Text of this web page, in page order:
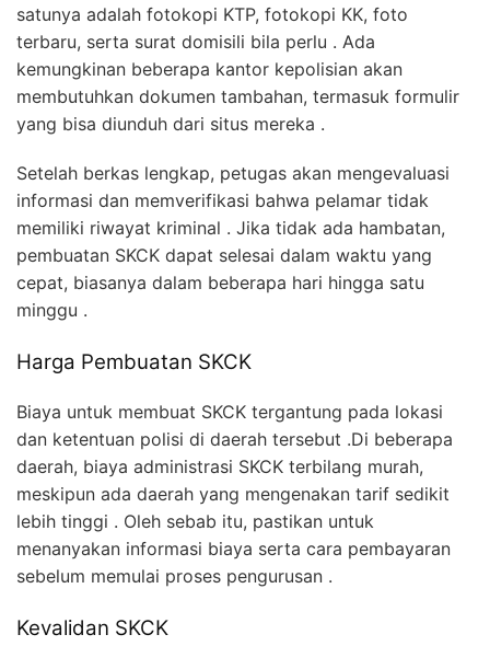
satunya adalah fotokopi KTP, fotokopi KK, foto
terbaru, serta surat domisili bila perlu . Ada
kemungkinan beberapa kantor kepolisian akan
membutuhkan dokumen tambahan, termasuk formulir
yang bisa diunduh dari situs mereka .
Setelah berkas lengkap, petugas akan mengevaluasi
informasi dan memverifikasi bahwa pelamar tidak
memiliki riwayat kriminal . Jika tidak ada hambatan,
pembuatan SKCK dapat selesai dalam waktu yang
cepat, biasanya dalam beberapa hari hingga satu
minggu .
Harga Pembuatan SKCK
Biaya untuk membuat SKCK tergantung pada lokasi
dan ketentuan polisi di daerah tersebut .Di beberapa
daerah, biaya administrasi SKCK terbilang murah,
meskipun ada daerah yang mengenakan tarif sedikit
lebih tinggi . Oleh sebab itu, pastikan untuk
menanyakan informasi biaya serta cara pembayaran
sebelum memulai proses pengurusan .
Kevalidan SKCK